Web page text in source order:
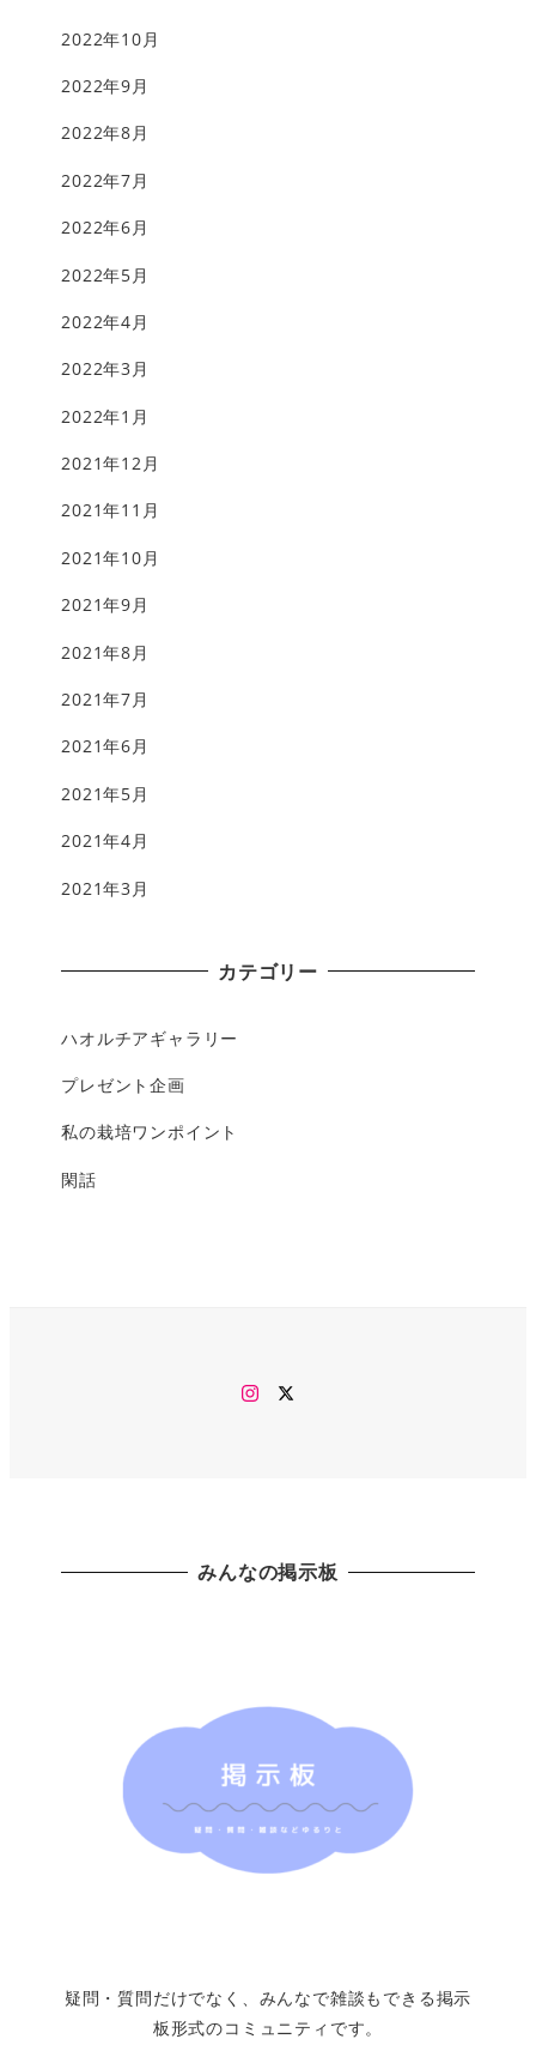
2022年10月
2022年9月
2022年8月
2022年7月
2022年6月
2022年5月
2022年4月
2022年3月
2022年1月
2021年12月
2021年11月
2021年10月
2021年9月
2021年8月
2021年7月
2021年6月
2021年5月
2021年4月
2021年3月
カテゴリー
ハオルチアギャラリー
プレゼント企画
私の栽培ワンポイント
閑話
Instagram
みんなの掲示板
疑問・質問だけでなく、みんなで雑談もできる掲示
板形式のコミュニティです。